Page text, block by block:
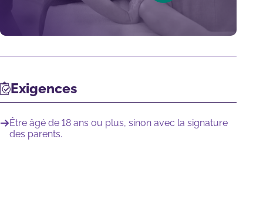
Exigences
Être âgé de 18 ans ou plus, sinon avec la signature
des parents.